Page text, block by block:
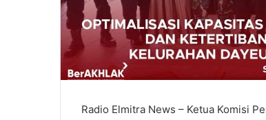
Radio Elmitra News – Ketua Komisi